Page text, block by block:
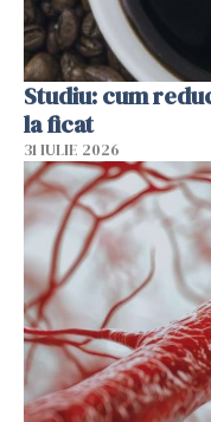
Studiu: cum
la ficat
31 IULIE 2026